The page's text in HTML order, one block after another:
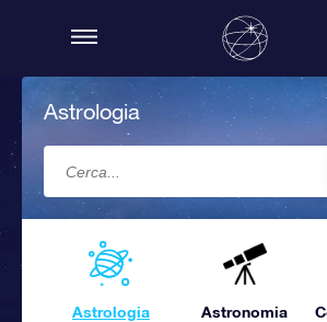
Astrologia
Astrologia Astronomia